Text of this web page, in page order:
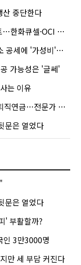
산 중단한다
셀·OCI 영향은?
'가성비'로 맞불
가능성은 '글쎄'
는 이유
금…전문가 조언은
문은 열었다
문은 열었다
' 부활할까?
3만3000명
만 세 부담 커진다